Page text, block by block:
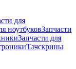
Запчасти для
Тачскрины